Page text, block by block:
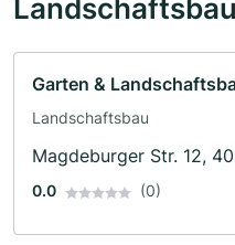
Garten &
Landschaftsbau
Magdeburger Str. 12,
0.0 (0)